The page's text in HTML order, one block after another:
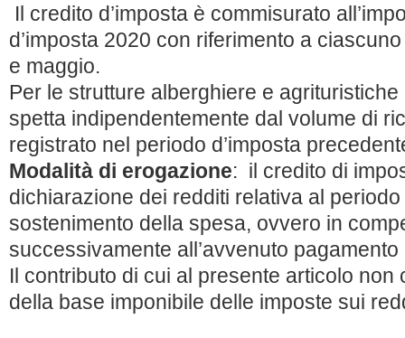
Il credito d’imposta è commisurato
d’imposta 2020 con riferimento a
e maggio.
Per le strutture alberghiere e
spetta indipendentemente dal volume di
registrato nel periodo d’imposta
Modalità di erogazione: il credito di
dichiarazione dei redditi relativa al
sostenimento della spesa, ovvero in
successivamente all’avvenuto
Il contributo di cui al presente articolo
della base imponibile delle imposte sui